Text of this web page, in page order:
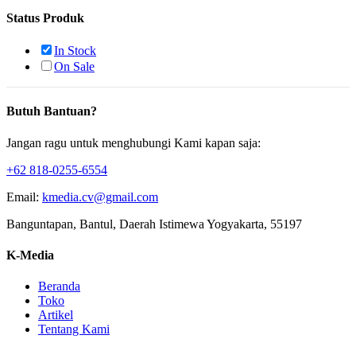
Status Produk
In Stock
On Sale
Butuh Bantuan?
Jangan ragu untuk menghubungi Kami kapan saja:
+62 818-0255-6554
Email: kmedia.cv@gmail.com
Banguntapan, Bantul, Daerah Istimewa Yogyakarta, 55197
K-Media
Beranda
Toko
Artikel
Tentang Kami